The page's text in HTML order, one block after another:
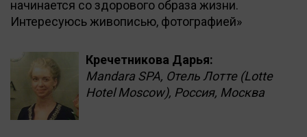
начинается со здорового образа жизни.
Интересуюсь живописью, фотографией»
Кречетникова Дарья:
Mandara SPA, Отель Лотте (Lotte
Hotel Moscow), Россия, Москва